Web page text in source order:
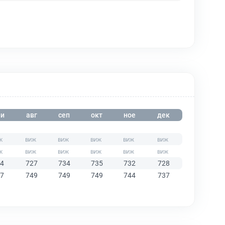
авг сеп окт ное дек
727 734 735 732
728
749 749 749 744 737